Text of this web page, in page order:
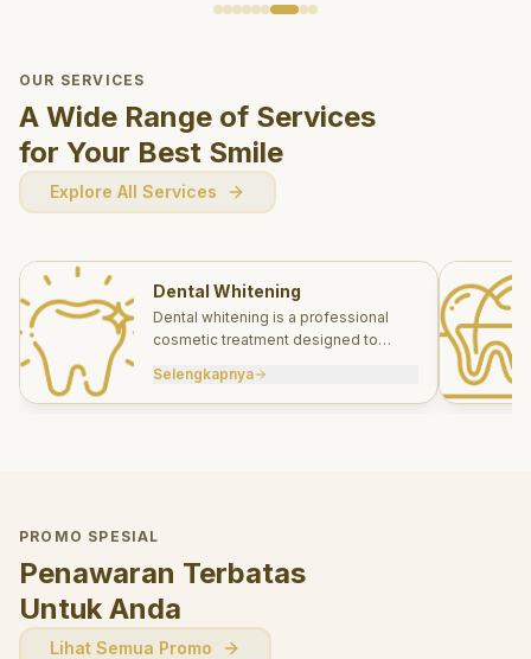
OUR SERVICES
A Wide Range of Services
for Your Best Smile
Explore All Services
Dental Whitening
Dental whitening is a professional
cosmetic treatment designed to
effectively.
Selengkapnya
PROMO SPESIAL
Penawaran Terbatas
Untuk Anda
Lihat Semua Promo